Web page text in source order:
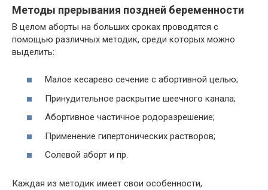
Методы прерывания поздней беременности
В целом аборты на больших сроках проводятся с
помощью различных методик, среди которых можно
выделить:
Малое кесарево сечение с абортивной целью;
Принудительное раскрытие шеечного канала;
Абортивное частичное родоразрешение;
Применение гипертонических растворов;
Солевой аборт и пр.
Каждая из методик имеет свои особенности,